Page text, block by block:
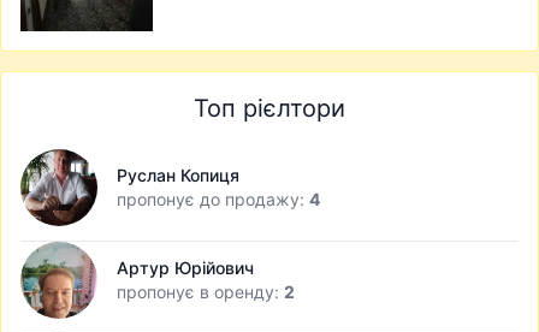
Топ рієлтори
Руслан Копиця
пропонує до продажу: 4
Артур Юрійович
пропонує в оренду: 2